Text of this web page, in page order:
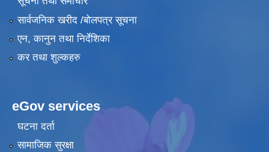
सार्वजनिक खरीद /बोलपत्र सूचना
एन, कानुन तथा निर्देशिका
कर तथा शुल्कहरु
eGov services
घटना दर्ता
सामाजिक सुरक्षा